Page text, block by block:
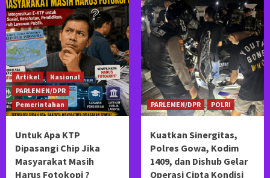
Artikel
Nasional
PARLEMEN/DPR
Pemerintahan
Untuk Apa KTP
Dipasangi Chip Jika
Masyarakat Masih
Harus Fotokopi ?
PARLEMEN/DPR POLRI
Kuatkan Sinergitas,
Polres Gowa, Kodim
1409, dan Dishub Gelar
Operasi Cipta Kondisi